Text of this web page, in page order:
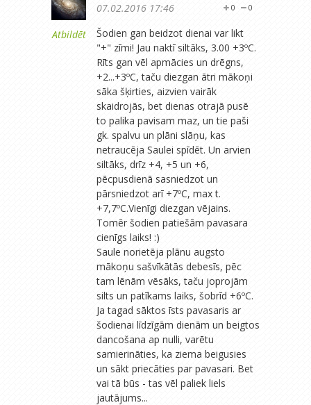
Atbildēt
0
0
07.02.2016 17:46
Šodien gan beidzot dienai var likt
"+" zīmi! Jau naktī siltāks, 3.00 +3ºC.
Rīts gan vēl apmācies un drēgns,
+2...+3ºC, taču diezgan ātri mākoņi
sāka šķirties, aizvien vairāk
skaidrojās, bet dienas otrajā pusē
to palika pavisam maz, un tie paši
gk. spalvu un plāni slāņu, kas
netraucēja Saulei spīdēt. Un arvien
siltāks, drīz +4, +5 un +6,
pēcpusdienā sasniedzot un
pārsniedzot arī +7ºC, max t.
+7,7ºC.Vienīgi diezgan vējains.
Tomēr šodien patiešām pavasara
cienīgs laiks! :)
Saule norietēja plānu augsto
mākoņu sašvīkātās debesīs, pēc
tam lēnām vēsāks, taču joprojām
silts un patīkams laiks, šobrīd +6ºC.
Ja tagad sāktos īsts pavasaris ar
šodienai līdzīgām dienām un beigtos
dancošana ap nulli, varētu
samierināties, ka ziema beigusies
un sākt priecāties par pavasari. Bet
vai tā būs - tas vēl paliek liels
jautājums...